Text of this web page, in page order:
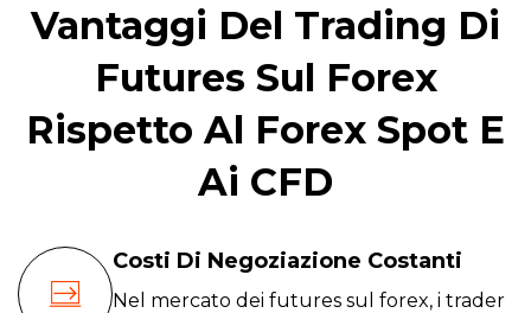
Vantaggi Del Trading Di
Futures Sul Forex
Rispetto Al Forex Spot E
Ai CFD
Costi Di Negoziazione Costanti
Nel mercato dei futures sul forex, i trader